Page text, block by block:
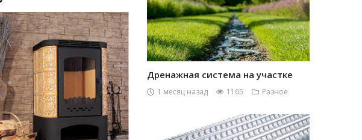
Дренажная система на участке
1 месяц назад 1165 Разное